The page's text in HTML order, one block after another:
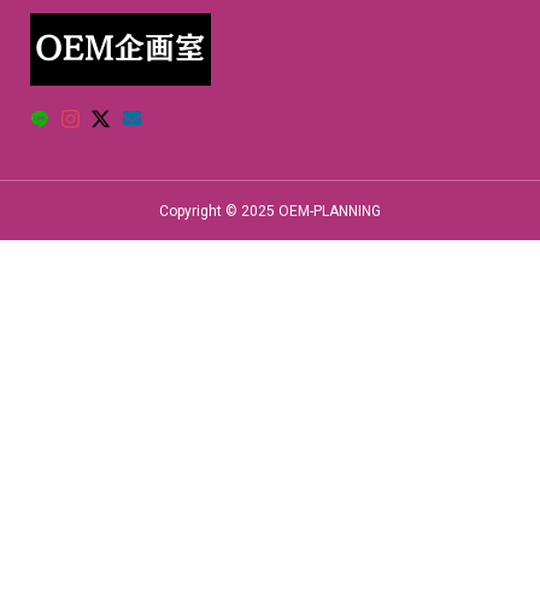
Copyright © 2025 OEM-PLANNING